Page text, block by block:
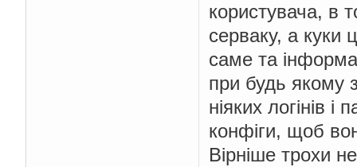
користувача, в
серваку, а куки
саме та
при будь якому
ніяких логінів
конфіги, щоб
Вірніше трохи